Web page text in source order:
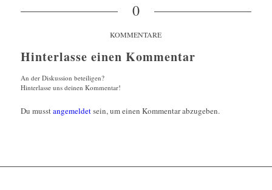
0
KOMMENTARE
Hinterlasse einen Kommentar
An der Diskussion beteiligen?
Hinterlasse uns deinen Kommentar!
Du musstangemeldetsein, um einen Kommentar abzugeben.